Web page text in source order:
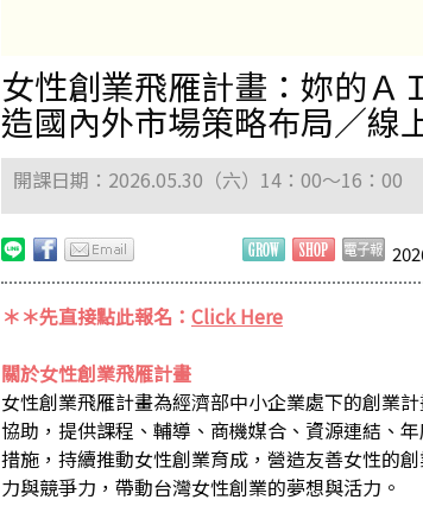
女性創業飛雁計畫：妳的Ａ
造國內外市場策略布局／線
開課日期：2026.05.30（六）14：00～16：00
＊＊先直接點此報名： Click Here
關於女性創業飛雁計畫
女性創業飛雁計畫為經濟部中小企業處下的創業
協助，提供課程、輔導、商機媒合、資源連結、
措施，持續推動女性創業育成，營造友善女性的
力與競爭力，帶動台灣女性創業的夢想與活力。